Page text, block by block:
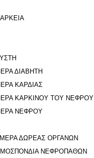
ΔΙΑΒΗΤΗ
ΚΑΡΔΙΑΣ
ΚΑΡΚΙΝΟΥ ΤΟΥ ΝΕΦΡΟΥ
ΝΕΦΡΟΥ
ΔΩΡΕΑΣ ΟΡΓΑΝΩΝ
ΝΕΦΡΟΠΑΘΩΝ